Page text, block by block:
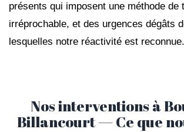
présents qui imposent une méthode de
irréprochable, et des urgences dégâts
lesquelles notre réactivité est reconnue.
Nos interventions à
Billancourt — Ce que